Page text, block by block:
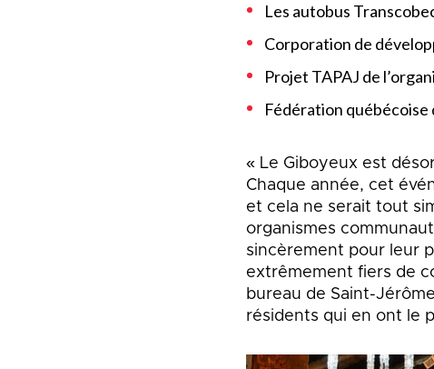
Les autobus
Corporation de
Projet TAPAJ de
Fédération québécoise
« Le Giboyeux est
Chaque année, cet
et cela ne serait tout
organismes
sincèrement pour leur
extrêmement fiers de
bureau de Saint-
résidents qui en ont le